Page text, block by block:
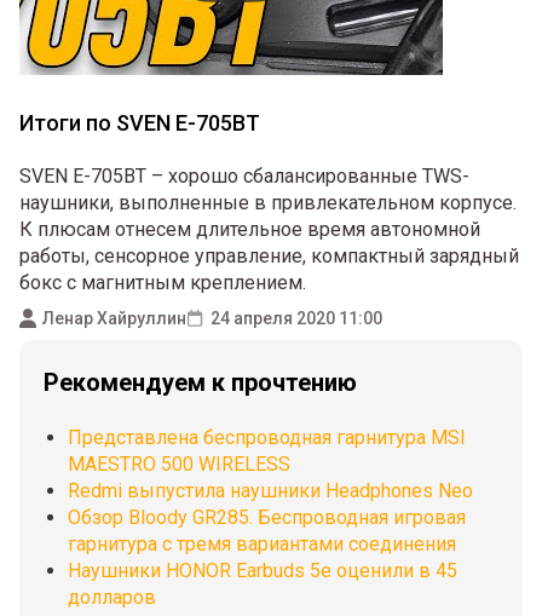
Итоги по SVEN E-705BT
SVEN E-705BT – хорошо сбалансированные TWS-
наушники, выполненные в привлекательном корпусе.
К плюсам отнесем длительное время автономной
работы, сенсорное управление, компактный зарядный
бокс с магнитным креплением.
Ленар Хайруллин 24 апреля 2020 11:00
Рекомендуем к прочтению
Представлена беспроводная гарнитура MSI
MAESTRO 500 WIRELESS
Redmi выпустила наушники Headphones Neo
Обзор Bloody GR285. Беспроводная игровая
гарнитура с тремя вариантами соединения
Наушники HONOR Earbuds 5e оценили в 45
долларов